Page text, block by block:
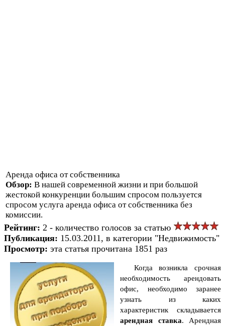
Аренда офиса от собственника
Обзор: В нашей современной жизни и при большой
жестокой конкуренции большим спросом пользуется
спросом услуга аренда офиса от собственника без
комиссии.
Рейтинг: 2 - количество голосов за статью
Публикация: 15.03.2011, в категории "Недвижимость"
Просмотр: эта статья прочитана 1851 раз
Когда возникла срочная
необходимость арендовать
офис, необходимо заранее
узнать из каких
характеристик складывается
арендная ставка. Арендная